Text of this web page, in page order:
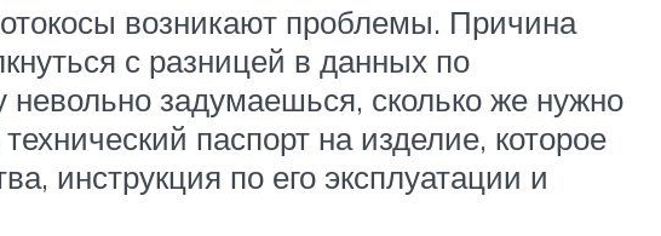
возникают проблемы. Причина
с разницей в данных по
задумаешься, сколько же нужно
паспорт на изделие, которое
инструкция по его эксплуатации и